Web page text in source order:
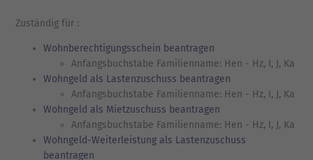
Zuständig für :
Wohnberechtigungsschein beantragen
Anfangsbuchstabe Familienname: Hen - Hz, I, J, Ka
Wohngeld als Lastenzuschuss beantragen
Anfangsbuchstabe Familienname: Hen - Hz, I, J, Ka
Wohngeld als Mietzuschuss beantragen
Anfangsbuchstabe Familienname: Hen - Hz, I, J, Ka
Wohngeld-Weiterleistung als Lastenzuschuss
beantragen